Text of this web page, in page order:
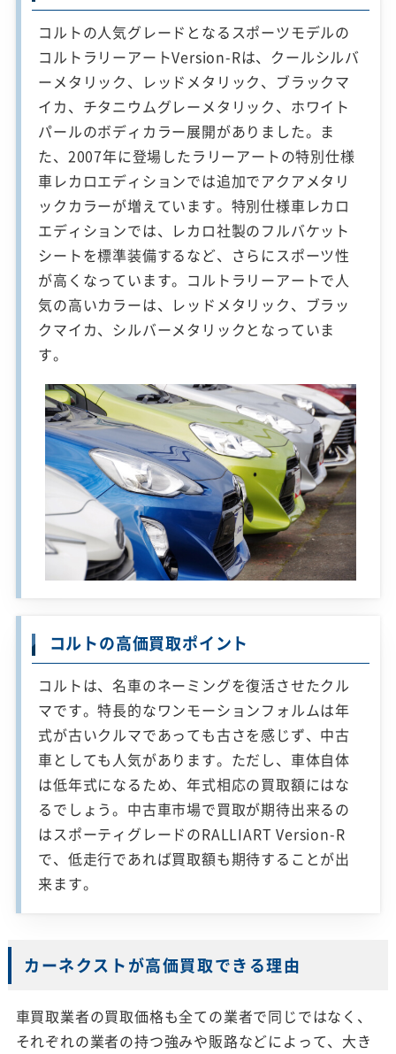
コルトの人気グレードとなるスポーツモデルの
コルトラリーアートVersion-Rは、クールシルバ
ーメタリック、レッドメタリック、ブラックマ
イカ、チタニウムグレーメタリック、ホワイト
パールのボディカラー展開がありました。ま
た、2007年に登場したラリーアートの特別仕様
車レカロエディションでは追加でアクアメタリ
ックカラーが増えています。特別仕様車レカロ
エディションでは、レカロ社製のフルバケット
シートを標準装備するなど、さらにスポーツ性
が高くなっています。コルトラリーアートで人
気の高いカラーは、レッドメタリック、ブラッ
クマイカ、シルバーメタリックとなっていま
す。
コルトの高価買取ポイント
コルトは、名車のネーミングを復活させたクル
マです。特長的なワンモーションフォルムは年
式が古いクルマであっても古さを感じず、中古
車としても人気があります。ただし、車体自体
は低年式になるため、年式相応の買取額にはな
るでしょう。中古車市場で買取が期待出来るの
はスポーティグレードのRALLIART Version-R
で、低走行であれば買取額も期待することが出
来ます。
カーネクストが高価買取できる理由
車買取業者の買取価格も全ての業者で同じではなく、
それぞれの業者の持つ強みや販路などによって、大き